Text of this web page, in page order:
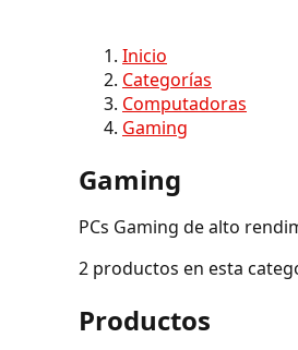
Inicio
Categorías
Computadoras
Gaming
Gaming
PCs Gaming de alto
2 productos en esta
Productos